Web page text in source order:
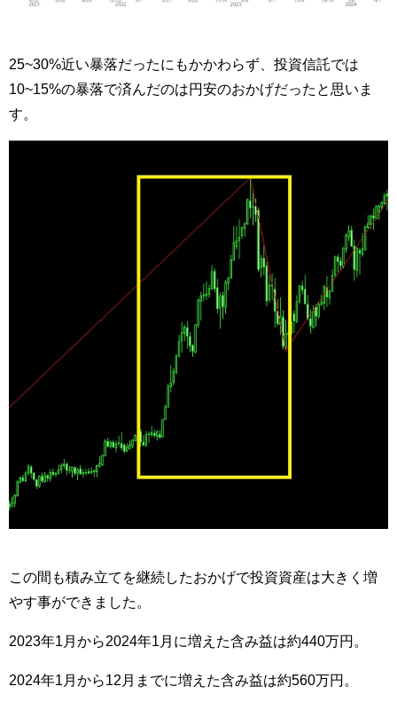
25~30%近い暴落だったにもかかわらず、投資信託では
10~15%の暴落で済んだのは円安のおかげだったと思いま
す。
この間も積み立てを継続したおかげで投資資産は大きく増
やす事ができました。
2023年1月から2024年1月に増えた含み益は約440万円。
2024年1月から12月までに増えた含み益は約560万円。